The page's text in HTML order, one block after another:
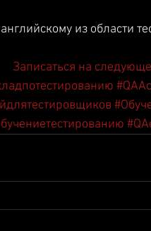
из области
Записаться на